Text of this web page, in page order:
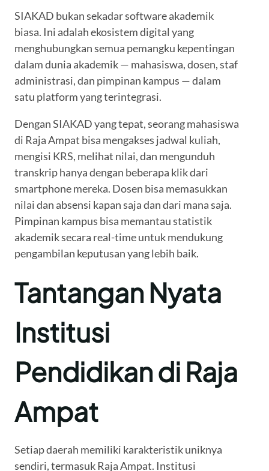
SIAKAD bukan sekadar software akademik
biasa. Ini adalah ekosistem digital yang
menghubungkan semua pemangku kepentingan
dalam dunia akademik — mahasiswa, dosen, staf
administrasi, dan pimpinan kampus — dalam
satu platform yang terintegrasi.
Dengan SIAKAD yang tepat, seorang mahasiswa
di Raja Ampat bisa mengakses jadwal kuliah,
mengisi KRS, melihat nilai, dan mengunduh
transkrip hanya dengan beberapa klik dari
smartphone mereka. Dosen bisa memasukkan
nilai dan absensi kapan saja dan dari mana saja.
Pimpinan kampus bisa memantau statistik
akademik secara real-time untuk mendukung
pengambilan keputusan yang lebih baik.
Tantangan Nyata
Institusi
Pendidikan di Raja
Ampat
Setiap daerah memiliki karakteristik uniknya
sendiri, termasuk Raja Ampat. Institusi